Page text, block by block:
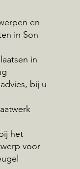
en
in Son
in
bij u
het
voor